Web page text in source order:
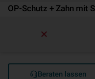
OP-Schutz + Zahn mit
Beraten lassen